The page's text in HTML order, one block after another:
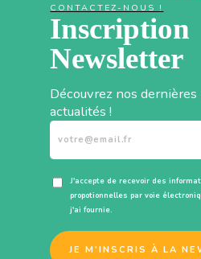
CONTACTEZ-NOUS !
Inscription
Newsletter
Découvrez nos
actualités !
J'accepte de recevoir des
propotionnelles par voie
j'ai fournie.